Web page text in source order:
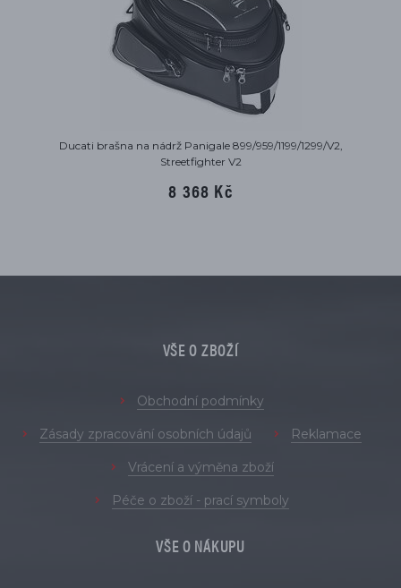
Ducati brašna na nádrž Panigale 899/959/1199/1299/V2,
Streetfighter V2
8 368 Kč
VŠE O ZBOŽÍ
Obchodní podmínky
Zásady zpracování osobních údajů Reklamace
Vrácení a výměna zboží
Péče o zboží - prací symboly
VŠE O NÁKUPU